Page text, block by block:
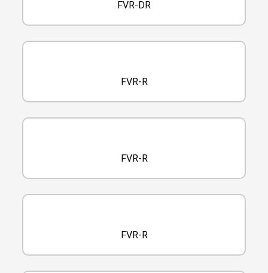
FVR-DR
FVR-R
FVR-R
FVR-R